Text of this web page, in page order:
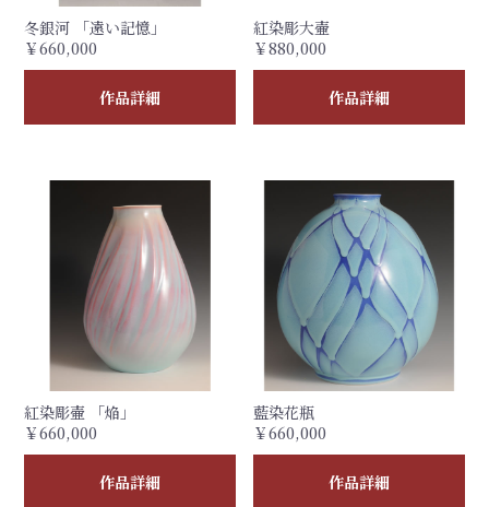
冬銀河 「遠い記憶」
￥660,000
作品詳細
紅染彫大壷
￥880,000
作品詳細
紅染彫壷 「焔」
￥660,000
作品詳細
藍染花瓶
￥660,000
作品詳細